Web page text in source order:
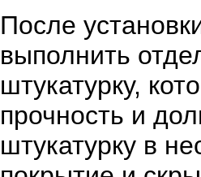
После
выполнить
штукатурку,
прочность и
штукатурку в